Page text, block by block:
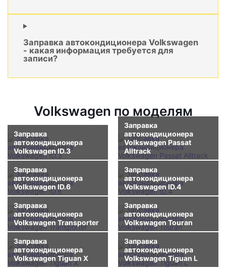
Заправка автокондиционера Volkswagen
- какая информация требуется для
записи?
Volkswagen по моделям
Заправка
автокондиционера
Volkswagen ID.3
Заправка
автокондиционера
Volkswagen Passat
Alltrack
Заправка
автокондиционера
Volkswagen ID.6
Заправка
автокондиционера
Volkswagen ID.4
Заправка
автокондиционера
Volkswagen Transporter
Заправка
автокондиционера
Volkswagen Touran
Заправка
автокондиционера
Volkswagen Tiguan X
Заправка
автокондиционера
Volkswagen Tiguan L